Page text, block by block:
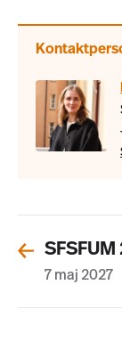
SFSFUM
7 maj 2027